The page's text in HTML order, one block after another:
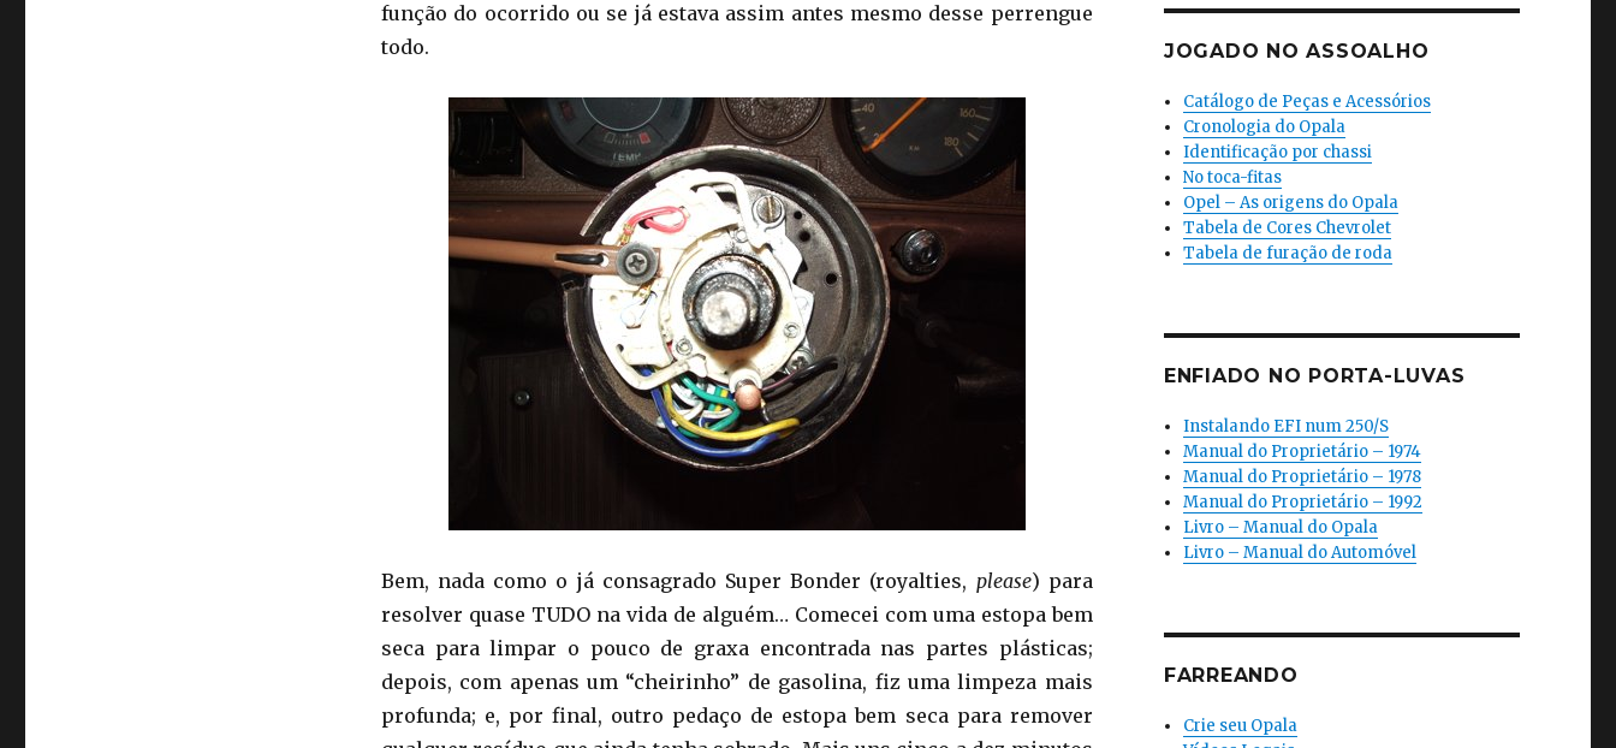
função do ocorrido ou se já estava assim antes mesmo desse perrengue
todo.
Bem, nada como o já consagrado Super Bonder (royalties, please) para
resolver quase TUDO na vida de alguém… Comecei com uma estopa bem
seca para limpar o pouco de graxa encontrada nas partes plásticas;
depois, com apenas um “cheirinho” de gasolina, fiz uma limpeza mais
profunda; e, por final, outro pedaço de estopa bem seca para remover
JOGADO NO ASSOALHO
Catálogo de Peças e Acessórios
Cronologia do Opala
Identificação por chassi
No toca-fitas
Opel – As origens do Opala
Tabela de Cores Chevrolet
Tabela de furação de roda
ENFIADO NO PORTA-LUVAS
Instalando EFI num 250/S
Manual do Proprietário – 1974
Manual do Proprietário – 1978
Manual do Proprietário – 1992
Livro – Manual do Opala
Livro – Manual do Automóvel
FARREANDO
Crie seu Opala